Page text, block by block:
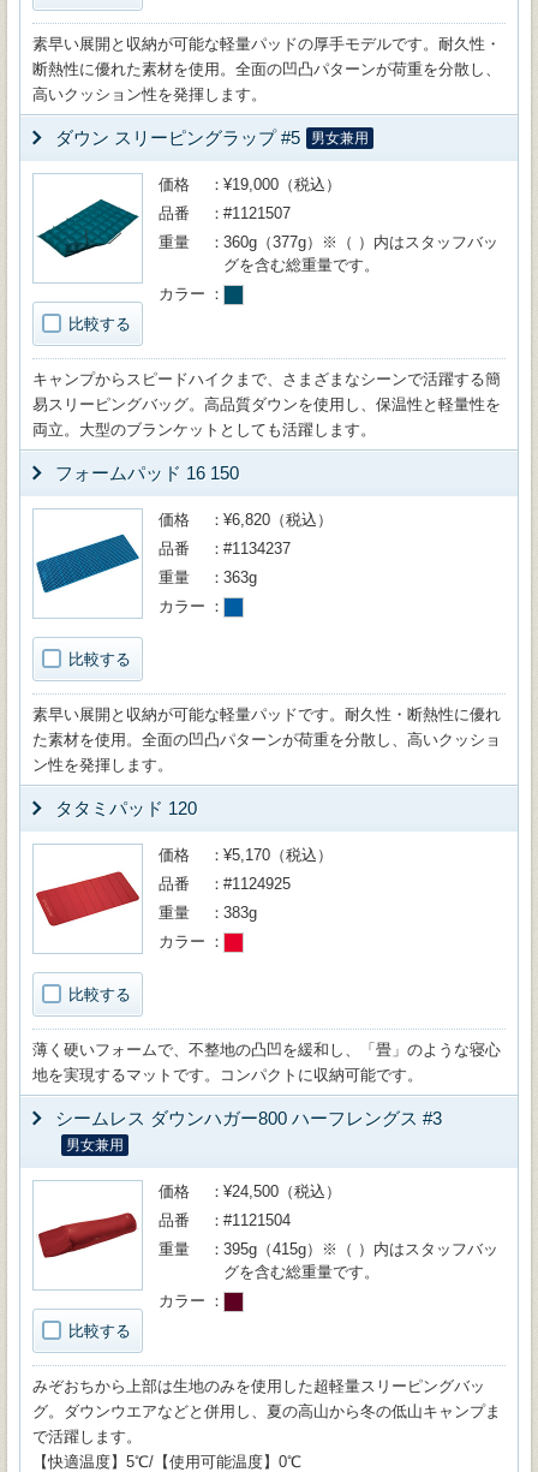
素早い展開と収納が可能な軽量パッドの厚手モデルです。耐久性・
断熱性に優れた素材を使用。全面の凹凸パターンが荷重を分散し、
高いクッション性を発揮します。
ダウン スリーピングラップ #5 男女兼用
比較する
価格
¥19,000（税込）
品番
#1121507
重量
360g（377g）※（ ）内はスタッフバッ
グを含む総重量です。
カラー
キャンプからスピードハイクまで、さまざまなシーンで活躍する簡
易スリーピングバッグ。高品質ダウンを使用し、保温性と軽量性を
両立。大型のブランケットとしても活躍します。
フォームパッド 16 150
比較する
価格
¥6,820（税込）
品番
#1134237
重量
363g
カラー
素早い展開と収納が可能な軽量パッドです。耐久性・断熱性に優れ
た素材を使用。全面の凹凸パターンが荷重を分散し、高いクッショ
ン性を発揮します。
タタミパッド 120
比較する
価格
¥5,170（税込）
品番
#1124925
重量
383g
カラー
薄く硬いフォームで、不整地の凸凹を緩和し、「畳」のような寝心
地を実現するマットです。コンパクトに収納可能です。
シームレス ダウンハガー800 ハーフレングス #3
男女兼用
比較する
価格
¥24,500（税込）
品番
#1121504
重量
395g（415g）※（ ）内はスタッフバッ
グを含む総重量です。
カラー
みぞおちから上部は生地のみを使用した超軽量スリーピングバッ
グ。ダウンウエアなどと併用し、夏の高山から冬の低山キャンプま
で活躍します。
【快適温度】5℃/【使用可能温度】0℃